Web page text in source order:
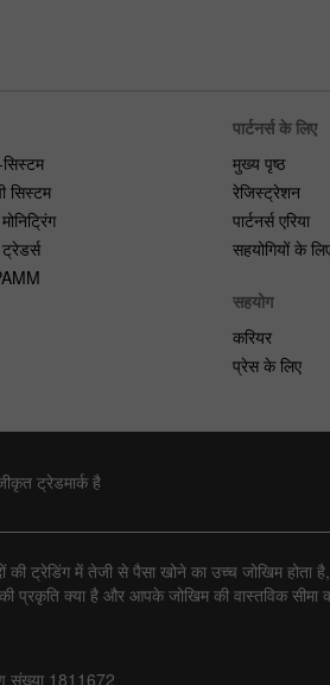
सिस्टम
पार्टनर्स के लिए
मुख्य पृष्ठ
रेजिस्ट्रेशन
पार्टनर्स एरिया
सहयोगियों के
सहयोग
करियर
प्रेस के लिए
ट्रेडमार्क है
की ट्रेडिंग में तेजी से पैसा खोने का उच्च जोखिम
क्या है और आपके जोखिम की वास्तविक
संख्या 1811672